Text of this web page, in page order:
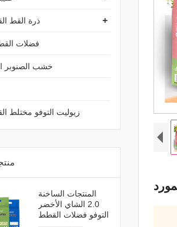
+ ذرة القط
فضلات
خشب الصنوبر
زيوليت التوفو مختلط
المنتجات الساخنة
2.0 الشاي الأخضر
التوفو فضلات القطط